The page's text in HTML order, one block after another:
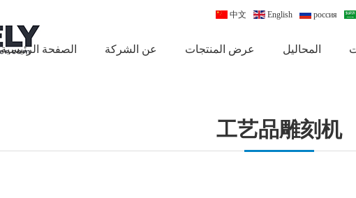
中文 English россия
الصفحة الرئيسية عن الشركة عرض المنتجات المحاليل
工艺品雕刻机